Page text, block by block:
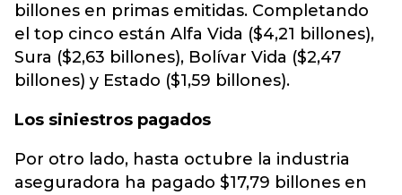
billones en primas emitidas. Completando
el top cinco están Alfa Vida ($4,21 billones),
Sura ($2,63 billones), Bolívar Vida ($2,47
billones) y Estado ($1,59 billones).
Los siniestros pagados
Por otro lado, hasta octubre la industria
aseguradora ha pagado $17,79 billones en